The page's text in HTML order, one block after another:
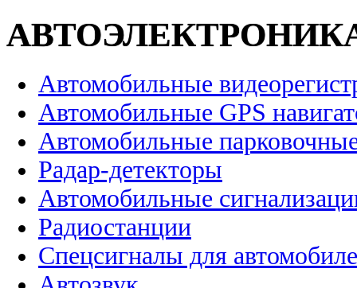
Автомобильные
Автомобильные GPS
Автомобильные
Радар-детекторы
Автомобильные
Радиостанции
Спецсигналы для